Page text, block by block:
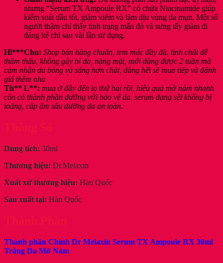
nhưng “Serum TX Ampoule RX” có chứa Niacinamide giúp
kiểm soát dầu tốt, giảm viêm và làm dịu vùng da mụn. Một số
người thậm chí thấy tình trạng mẩn đỏ và sưng tấy giảm đi
đáng kể chỉ sau vài lần sử dụng.
Hi***Chu: Shop bán hàng chuẩn, tem mác đầy đủ, tinh chất dễ
thẩm thấu, không gây bí da, nặng mặt, mới dùng được 2 tuần mà
cảm nhận da bóng và sáng hơn chút, dùng hết sẽ mua tiếp và đánh
giá thêm nha
Th** L**: mua ở đây đến lọ thứ hai rồi, hiệu quả mờ nám nhanh
còn có thành phần dưỡng với bảo vệ da, serum dạng sệt không bị
loãng, cấp ẩm sâu dưỡng da an toàn.
Dung tích: 30ml
Thương hiệu: Dr.Melaxin
Xuất xứ thương hiệu: Hàn Quốc
Sản xuất tại: Hàn Quốc
Thành phần Chính Dr Melaxin Serum TX Ampoule RX 30ml
Trắng Da Mờ Nám